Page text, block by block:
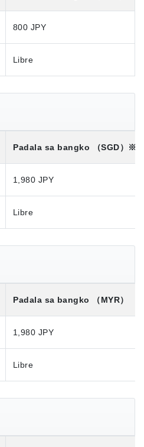
800 JPY
Libre
Padala sa bangko （SGD）※
1,980 JPY
Libre
Padala sa bangko （MYR）
1,980 JPY
Libre